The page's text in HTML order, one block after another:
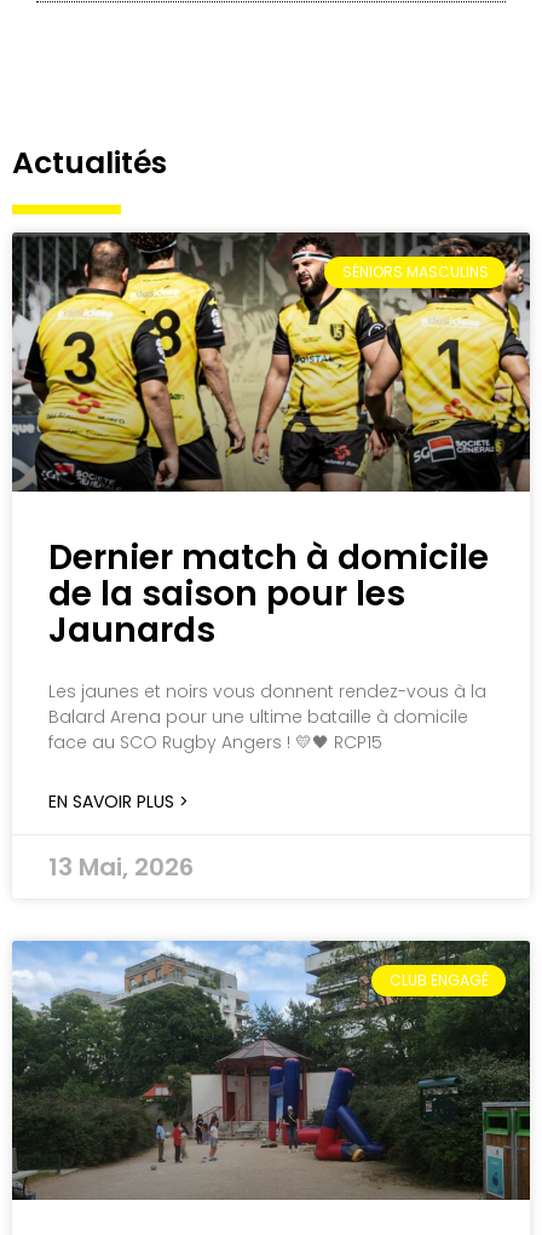
Actualités
SÉNIORS MASCULINS
Dernier match à domicile
de la saison pour les
Jaunards
Les jaunes et noirs vous donnent rendez-vous à la
Balard Arena pour une ultime bataille à domicile
face au SCO Rugby Angers ! 💛🖤 RCP15
EN SAVOIR PLUS >
13 Mai, 2026
CLUB ENGAGÉ